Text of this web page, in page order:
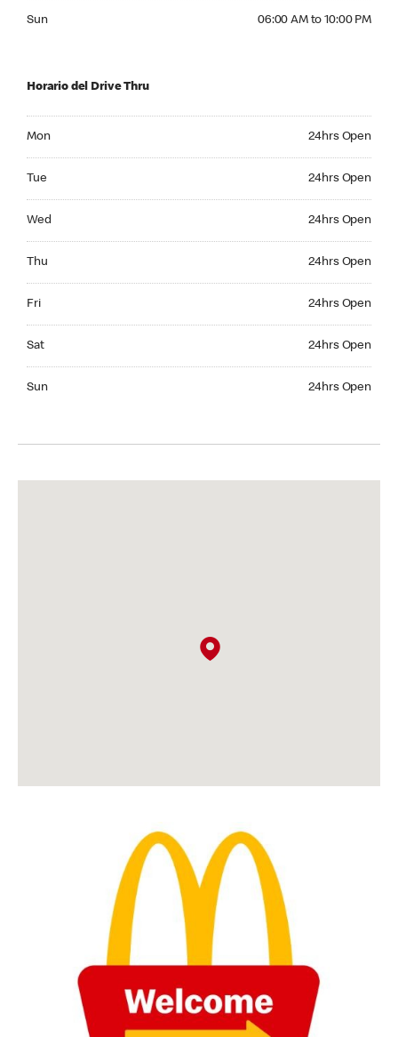
Sun 06:00 AM to 10:00 PM
Horario del Drive Thru
Mon 24hrs Open
Tue 24hrs Open
Wed 24hrs Open
Thu 24hrs Open
Fri 24hrs Open
Sat 24hrs Open
Sun 24hrs Open